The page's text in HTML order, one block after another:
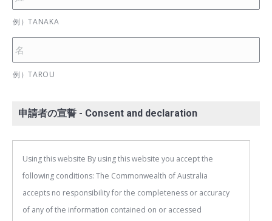
例）TANAKA
例）TAROU
申請者の宣誓 - Consent and declaration
Using this website By using this website you accept the
following conditions: The Commonwealth of Australia
accepts no responsibility for the completeness or accuracy
of any of the information contained on or accessed